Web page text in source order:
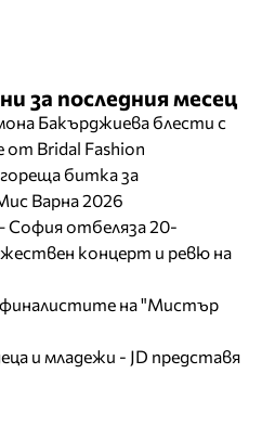
за последния месец
Бакърджиева блести с
Bridal Fashion
битка за
Варна 2026
отбеляза 20-
концерт и ревю на
финалистите на "Мистър
и младежи - JD представя